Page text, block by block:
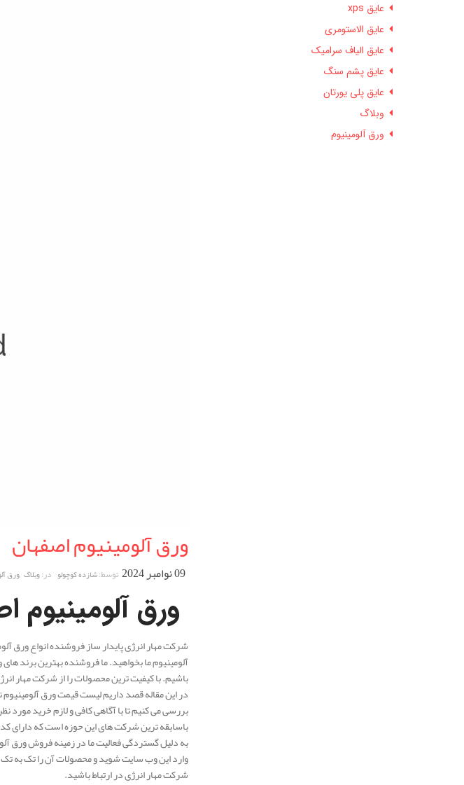
ورق آلومینیوم اصفهان
09 نوامبر 2024 توسط:شازده کوچولو در:وبلاگ ,ورق
ورق آلومینیوم
شرکت مهار انرژی پایدار ساز فروشنده انواع ورق
آلومینیوم ما بخواهید. ما فروشنده بهترین برند
باشیم. با کیفیت ترین محصولات را از شرکت مهار
در این مقاله قصد داریم لیست قیمت ورق
باسابقه ترین شرکت های این حوزه است که دارای
به دلیل گستردگی فعالیت ما در زمینه فروش ورق
وارد این وب سایت شوید و محصولات آن را تک به تک
شرکت مهار انرژی در ارتباط باشید.
عایق xps
عایق الاستومری
عایق الیاف سرامیک
عایق پشم سنگ
عایق پلی یورتان
وبلاگ
ورق آلومینیوم